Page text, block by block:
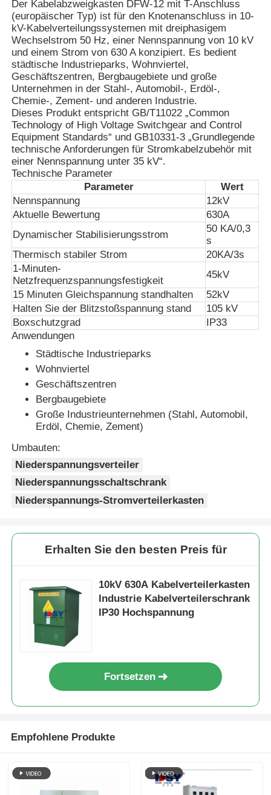
VR Show
Über uns
Fabrik Tour
Qualitätskontrolle
Alle Fälle
Referenzen
Mittelspannungsschalter
Niederspannungsschalter
AIS luftisoliertes Schaltgerät
Fest isolierte Schaltanlage
Ringkabelschaltanlage
Kabelabzweigkasten
Metallschaltanlagen
Vakuum-Lastschalter
Der Kabelabzweigkasten DFW-12 mit T-Anschluss
(europäischer Typ) ist für den Knotenanschluss in 10-
kV-Kabelverteilungssystemen mit dreiphasigem
Wechselstrom 50 Hz, einer Nennspannung von 10 kV
und einem Strom von 630 A konzipiert. Es bedient
städtische Industrieparks, Wohnviertel,
Geschäftszentren, Bergbaugebiete und große
Unternehmen in der Stahl-, Automobil-, Erdöl-,
Chemie-, Zement- und anderen Industrie.
Dieses Produkt entspricht GB/T11022 „Common
Technology of High Voltage Switchgear and Control
Equipment Standards“ und GB10331-3 „Grundlegende
technische Anforderungen für Stromkabelzubehör mit
einer Nennspannung unter 35 kV“.
Technische Parameter
Parameter
Wert
Nennspannung
12kV
Aktuelle Bewertung
630A
Dynamischer Stabilisierungsstrom
50 KA/0,3
s
Thermisch stabiler Strom
20KA/3s
1-Minuten-
Netzfrequenzspannungsfestigkeit
45kV
15 Minuten Gleichspannung standhalten
52kV
Halten Sie der Blitzstoßspannung stand
105 kV
Boxschutzgrad
IP33
Anwendungen
Städtische Industrieparks
Wohnviertel
Geschäftszentren
Bergbaugebiete
Große Industrieunternehmen (Stahl, Automobil,
Erdöl, Chemie, Zement)
Umbauten:
Niederspannungsverteiler
Niederspannungsschaltschrank
Niederspannungs-Stromverteilerkasten
Erhalten Sie den besten Preis für
10kV 630A Kabelverteilerkasten
Industrie Kabelverteilerschrank
IP30 Hochspannung
Fortsetzen
Empfohlene Produkte